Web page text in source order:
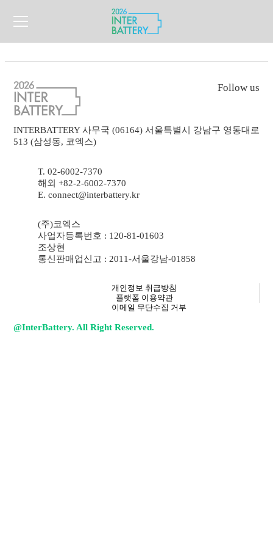
INTERBATTERY 사무국 (06164) 서울특별시 강남구 영동대로
513 (삼성동, 코엑스)
T. 02-6002-7370
해외 +82-2-6002-7370
E. connect@interbattery.kr
(주)코엑스
사업자등록번호 : 120-81-01603
조상현
통신판매업신고 : 2011-서울강남-01858
개인정보 취급방침
플랫폼 이용약관
이메일 무단수집 거부
@InterBattery. All Right Reserved.
Follow us